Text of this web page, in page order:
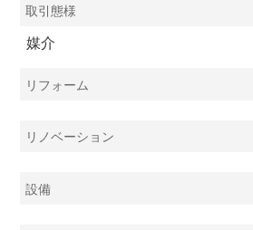
取引態様
媒介
リフォーム
リノベーション
設備